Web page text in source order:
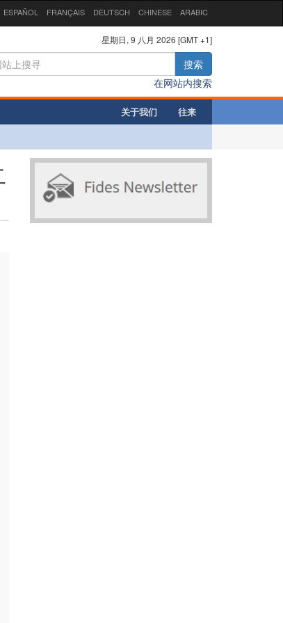
ESPAÑOL FRANÇAIS DEUTSCH CHINESE ARABIC
星期日, 9 八月 2026 [GMT +1]
搜索
在网站内搜索
关于我们 往来